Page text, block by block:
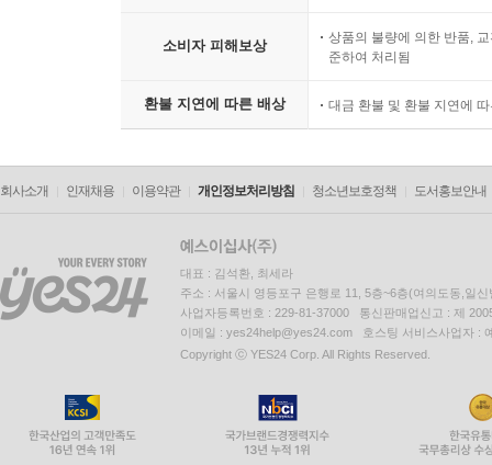
소비자 피해보상
상품의 불량에 의한 반품,
준하여 처리됨
환불 지연에 따른 배상 대금 환불 및 환불 지연에
회사소개 인재채용 이용약관 개인정보처리방침 청소년보호정책 도서홍보안내
대표 : 김석환, 최세라
주소 : 서울시 영등포구 은행로 11, 5층~6층(여의도동,일신
사업자등록번호 : 229-81-37000 통신판매업신고 : 제
이메일 : yes24help@yes24.com 호스팅 서비스사업자 :
Copyright ⓒ YES24 Corp. All Rights Reserved.